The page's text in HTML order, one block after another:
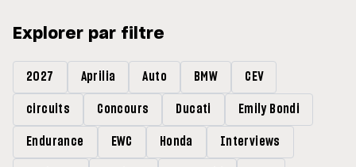
Explorer par filtre
2027 Aprilia Auto BMW CEV
circuits Concours Ducati Emily Bondi
Endurance EWC Honda Interviews